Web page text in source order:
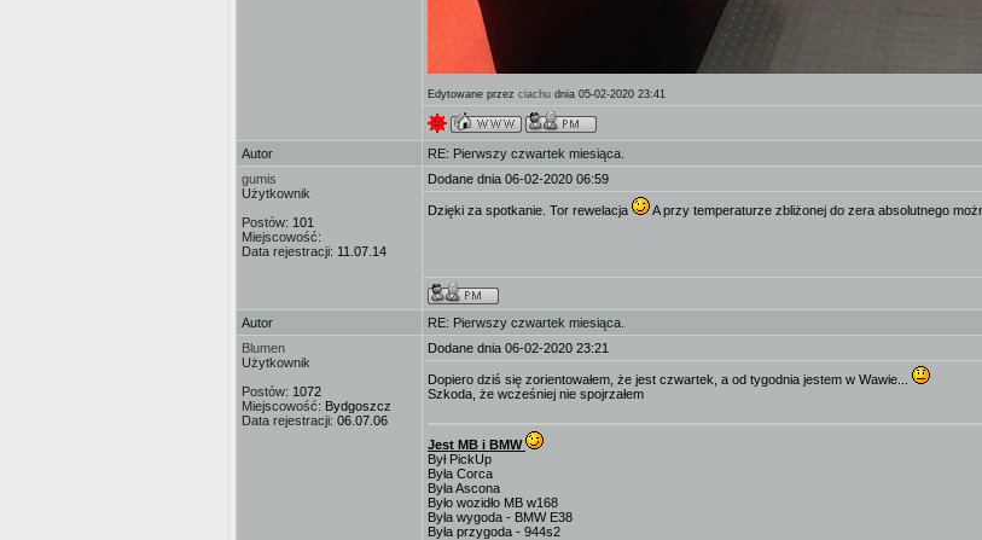
Edytowane przez ciachu dnia 05-02-2020 23:41
Autor
RE: Pierwszy czwartek miesiąca.
gumis
Użytkownik
Postów: 101
Miejscowość:
Data rejestracji: 11.07.14
Dodane dnia 06-02-2020 06:59
Dzięki za spotkanie. Tor rewelacja A przy temperaturze zbliżonej do zera absolutnego
Autor
RE: Pierwszy czwartek miesiąca.
Blumen
Użytkownik
Postów: 1072
Miejscowość: Bydgoszcz
Data rejestracji: 06.07.06
Dodane dnia 06-02-2020 23:21
Dopiero dziś się zorientowałem, że jest czwartek, a od tygodnia jestem w Wawie...
Szkoda, że wcześniej nie spojrzałem
Jest MB i BMW
Był PickUp
Była Corca
Była Ascona
Było wozidło MB w168
Była wygoda - BMW E38
Była przygoda - 944s2